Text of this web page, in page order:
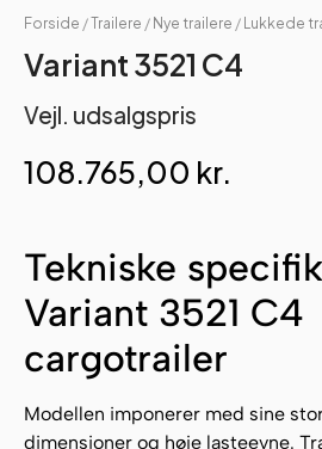
Forside /Trailere / Nye trailere / Lukkede
Variant 3521 C4
Vejl. udsalgspris
108.765,00 kr.
Tekniske
Variant 3521 C4
cargotrailer
Modellen imponerer med sine
dimensioner og høje lasteevne.